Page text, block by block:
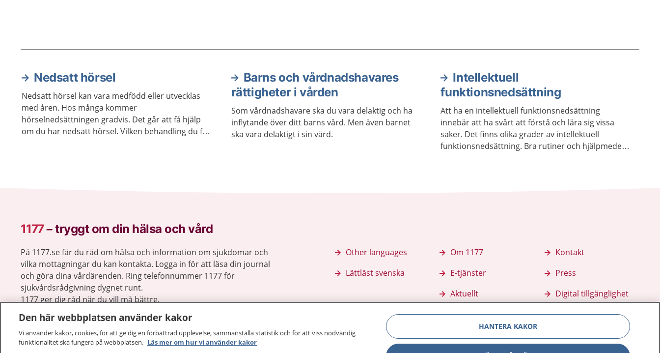
Aktuella artiklar
Nedsatt hörsel
Nedsatt hörsel kan vara medfödd eller utvecklas
med åren. Hos många kommer
hörselnedsättningen gradvis. Det går att få hjälp
om du har nedsatt hörsel. Vilken behandling du får
Barns och vårdnadshavares
rättigheter i vården
Som vårdnadshavare ska du vara delaktig och ha
inflytande över ditt barns vård. Men även barnet
ska vara delaktigt i sin vård.
Intellektuell
funktionsnedsättning
Att ha en intellektuell funktionsnedsättning
innebär att ha svårt att förstå och lära sig vissa
saker. Det finns olika grader av intellektuell
funktionsnedsättning. Bra rutiner och hjälpmedel
1177–tryggt om din hälsa och vård
På 1177.se får du råd om hälsa och information om sjukdomar och
vilka mottagningar du kan kontakta. Logga in för att läsa din journal
och göra dina vårdärenden. Ring telefonnummer 1177 för
sjukvårdsrådgivning dygnet runt.
1177 ger dig råd när du vill må bättre.
Other languages
Lättläst svenska
Om 1177
E-tjänster
Aktuellt
Kontakt
Press
Digital tillgänglighet
Den här webbplatsen använder kakor
Vi använder kakor, cookies, för att ge dig en förbättrad upplevelse, sammanställa statistik och för att viss nödvändig
funktionalitet ska fungera på webbplatsen. Läs mer om hur vi använder kakor
HANTERA KAKOR